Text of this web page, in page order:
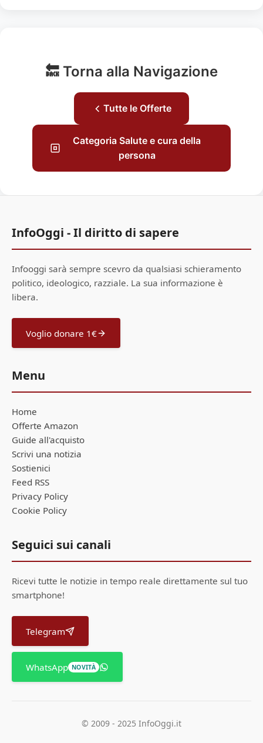
🔙 Torna alla Navigazione
Tutte le Offerte
Categoria Salute e cura della
persona
InfoOggi - Il diritto di sapere
Infooggi sarà sempre scevro da qualsiasi schieramento
politico, ideologico, razziale. La sua informazione è
libera.
Voglio donare 1€
Menu
Home
Offerte Amazon
Guide all'acquisto
Scrivi una notizia
Sostienici
Feed RSS
Privacy Policy
Cookie Policy
Seguici sui canali
Ricevi tutte le notizie in tempo reale direttamente sul tuo
smartphone!
Telegram
WhatsApp NOVITÀ
© 2009 - 2025 InfoOggi.it